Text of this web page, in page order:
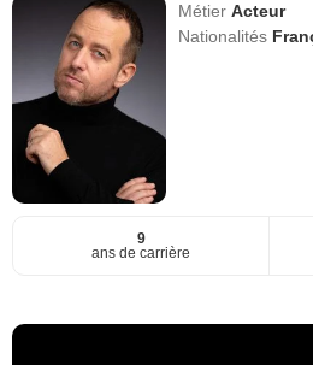
MétierActeur
Nationalités
9
ans de carrière